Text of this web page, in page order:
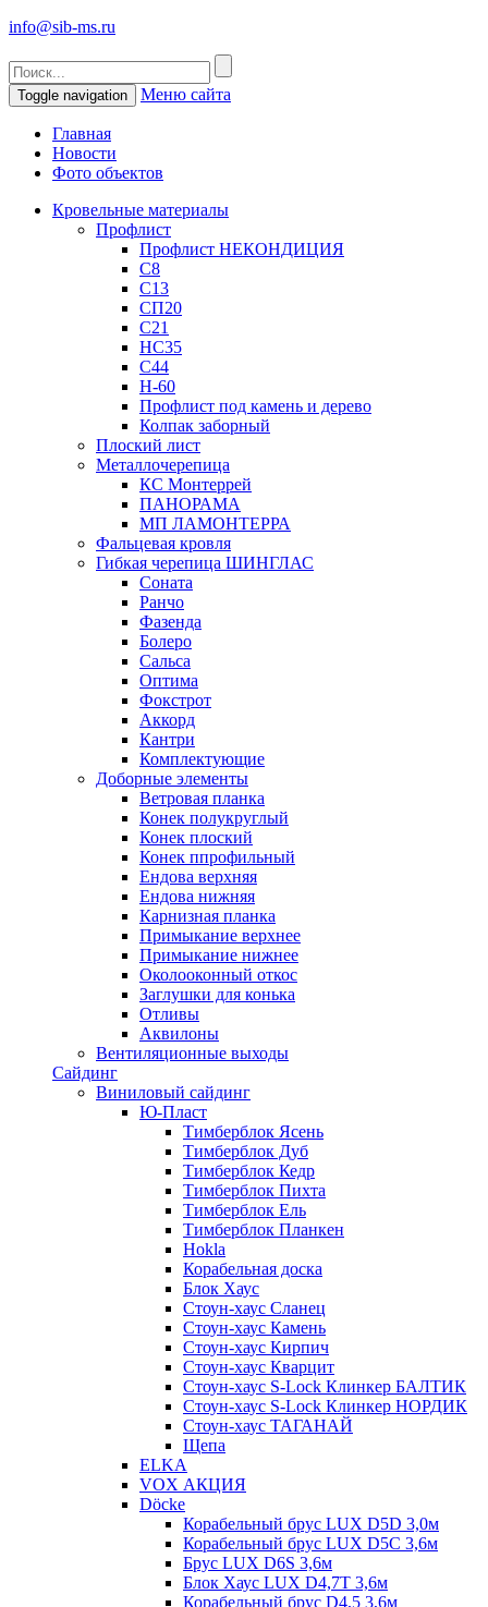
info@sib-ms.ru
Toggle navigation Меню сайта
Главная
Новости
Фото объектов
Кровельные материалы
Профлист
Профлист НЕКОНДИЦИЯ
С8
С13
СП20
С21
НС35
С44
Н-60
Профлист под камень и дерево
Колпак заборный
Плоский лист
Металлочерепица
КС Монтеррей
ПАНОРАМА
МП ЛАМОНТЕРРА
Фальцевая кровля
Гибкая черепица ШИНГЛАС
Соната
Ранчо
Фазенда
Болеро
Сальса
Оптима
Фокстрот
Аккорд
Кантри
Комплектующие
Доборные элементы
Ветровая планка
Конек полукруглый
Конек плоский
Конек ппрофильный
Ендова верхняя
Ендова нижняя
Карнизная планка
Примыкание верхнее
Примыкание нижнее
Околооконный откос
Заглушки для конька
Отливы
Аквилоны
Вентиляционные выходы
Сайдинг
Виниловый сайдинг
Ю-Пласт
Тимберблок Ясень
Тимберблок Дуб
Тимберблок Кедр
Тимберблок Пихта
Тимберблок Ель
Тимберблок Планкен
Hokla
Корабельная доска
Блок Хаус
Стоун-хаус Сланец
Стоун-хаус Камень
Стоун-хаус Кирпич
Стоун-хаус Кварцит
Стоун-хаус S-Lock Клинкер БАЛТИК
Стоун-хаус S-Lock Клинкер НОРДИК
Стоун-хаус ТАГАНАЙ
Щепа
ELKA
VOX АКЦИЯ
Döcke
Корабельный брус LUX D5D 3,0м
Корабельный брус LUX D5C 3,6м
Брус LUX D6S 3,6м
Блок Хаус LUX D4,7T 3,6м
Корабельный брус D4,5 3,6м